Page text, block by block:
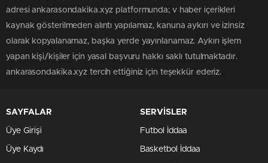
adresi ankarasondakika.xyz platformunda; v haber içerikleri
kaynak gösterilmeden alıntı yapılamaz, kanuna aykırı ve izinsiz
olarak kopyalanamaz, başka yerde yayınlanamaz. Aykırı işlem
yapan kişi/kişiler için yasal başvuru hakkı saklı tutulmaktadır.
ankarasondakika.xyz tercih ettiğiniz için teşekkür ederiz.
SAYFALAR
Üye Girişi
Üye Kaydı
SERVİSLER
Futbol İddaa
Basketbol İddaa